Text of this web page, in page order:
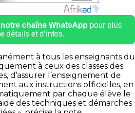
chaîne WhatsApp pour plus
détails et d’infos.
à tous les enseignants du
à ceux des classes des
d’assurer l’enseignement de
aux instructions officielles, en
par chaque élève le
des techniques et démarches